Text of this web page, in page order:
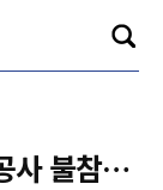
사 불참…